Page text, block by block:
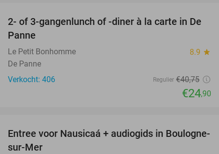
39%
2- of 3-gangenlunch of -diner à la carte in De
Panne
Le Petit Bonhomme 8.9 star
De Panne
Verkocht: 406
Regulier €40,75
€24,90
27%
Entree voor Nausicaá + audiogids in Boulogne-
sur-Mer